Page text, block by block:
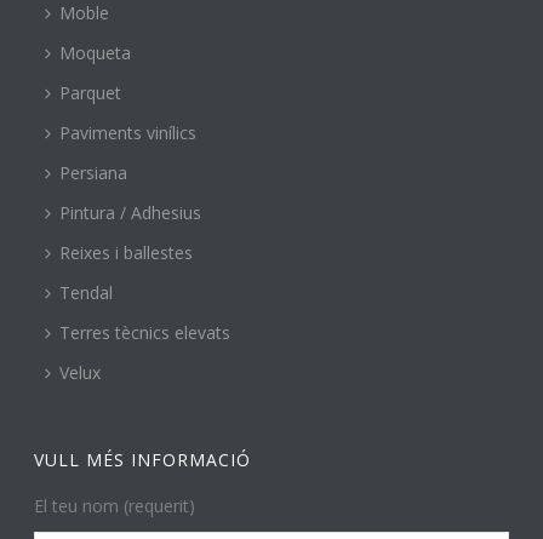
Moble
Moqueta
Parquet
Paviments vinílics
Persiana
Pintura / Adhesius
Reixes i ballestes
Tendal
Terres tècnics elevats
Velux
VULL MÉS INFORMACIÓ
El teu nom (requerit)